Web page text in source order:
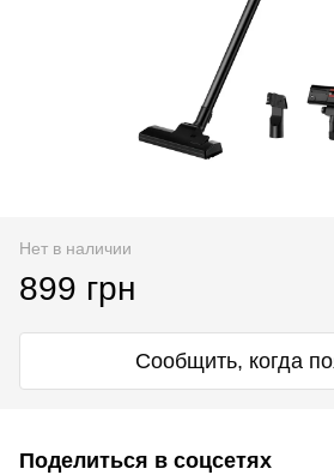
Нет в наличии
899 грн
Сообщить, когда
Поделиться в соцсетях